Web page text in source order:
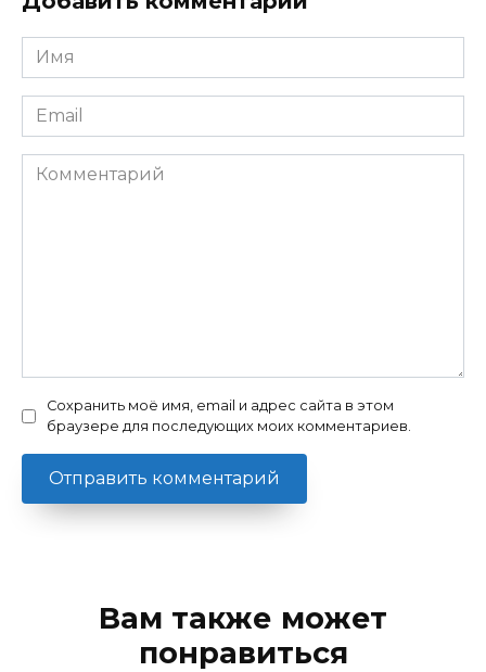
Имя
Email
Комментарий
Сохранить моё имя, email и адрес сайта в этом
браузере для последующих моих комментариев.
Вам также может
понравиться